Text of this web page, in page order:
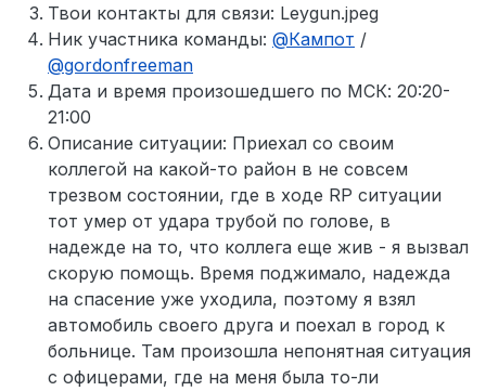
Твои контакты для связи: Leygun.jpeg
Ник участника команды: @Кампот /
@gordonfreeman
Дата и время произошедшего по МСК: 20:20-
21:00
Описание ситуации: Приехал со своим
коллегой на какой-то район в не совсем
трезвом состоянии, где в ходе RP ситуации
тот умер от удара трубой по голове, в
надежде на то, что коллега еще жив - я вызвал
скорую помощь. Время поджимало, надежда
на спасение уже уходила, поэтому я взял
автомобиль своего друга и поехал в город к
больнице. Там произошла непонятная ситуация
с офицерами, где на меня была то-ли